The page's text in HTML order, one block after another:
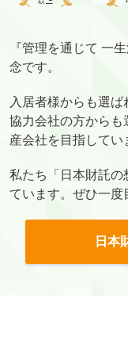
『管理を通じて 一
念です。
入居者様からも選
協力会社の方からも
産会社を目指してい
私たち「日本財託の
ています。ぜひ一度
日本